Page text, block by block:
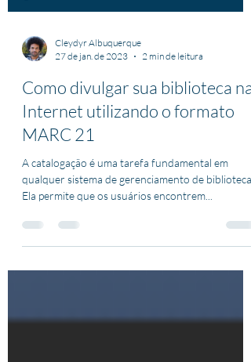
Cleydyr Albuquerque
27 de jan. de 2023
2 min de leitura
Como divulgar sua biblioteca na
Internet utilizando o formato
MARC 21
A catalogação é uma tarefa fundamental em
qualquer sistema de gerenciamento de biblioteca.
Ela permite que os usuários encontrem...